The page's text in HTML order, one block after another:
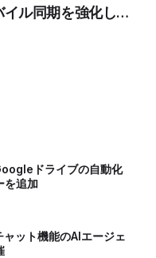
イル同期を強化した
ドライブの自動化
を追加
ット機能のAIエージェ